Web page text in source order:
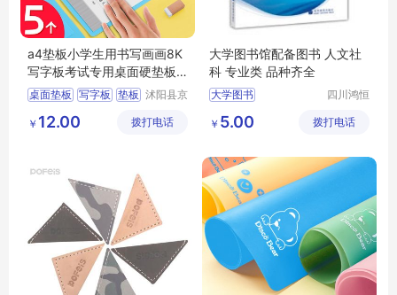
a4垫板小学生用书写画画8K
写字板考试专用桌面硬垫板
作业试卷儿童
桌面垫板 写字板 垫板 沭阳县京
心
￥ 12.00 拨打电话
大学图书馆配备图书 人文社
科 专业类 品种齐全
大学图书
四川大学图书
大学图书定制
四川鸿恒
传播有限
￥ 5.00 拨打电话